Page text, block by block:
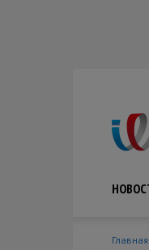
Главная